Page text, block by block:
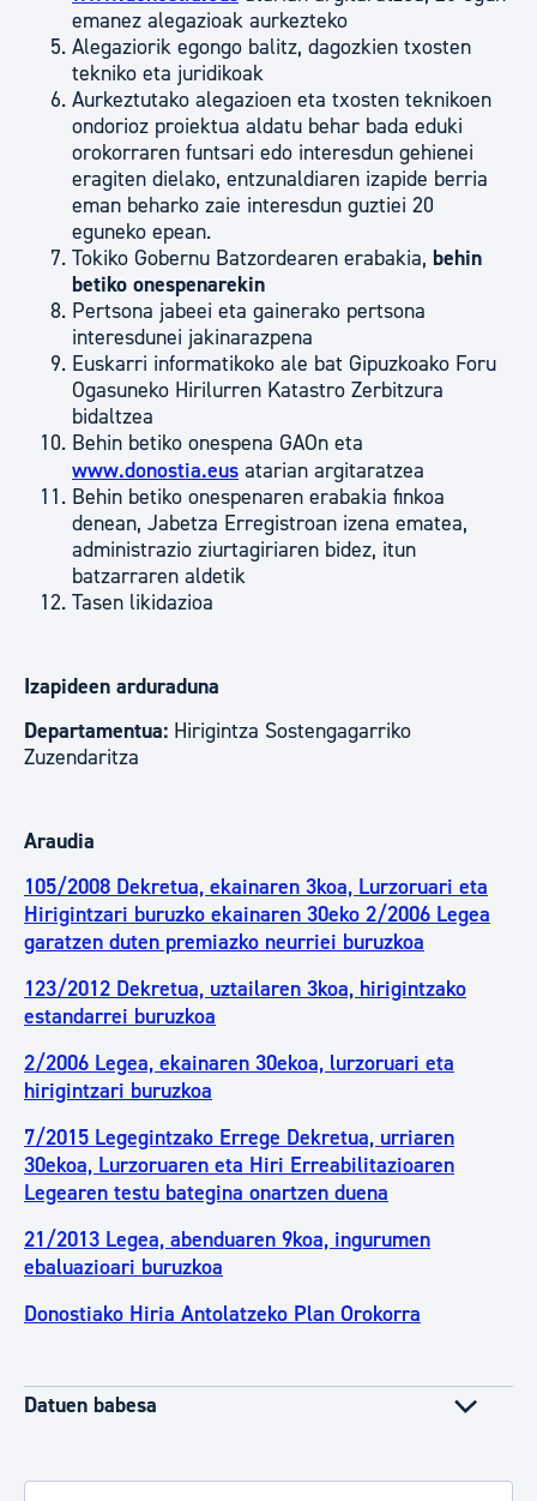
emanez alegazioak aurkezteko
Alegaziorik egongo balitz, dagozkien txosten
tekniko eta juridikoak
Aurkeztutako alegazioen eta txosten teknikoen
ondorioz proiektua aldatu behar bada eduki
orokorraren funtsari edo interesdun gehienei
eragiten dielako, entzunaldiaren izapide berria
eman beharko zaie interesdun guztiei 20
eguneko epean.
Tokiko Gobernu Batzordearen erabakia, behin
betiko onespenarekin
Pertsona jabeei eta gainerako pertsona
interesdunei jakinarazpena
Euskarri informatikoko ale bat Gipuzkoako Foru
Ogasuneko Hirilurren Katastro Zerbitzura
bidaltzea
Behin betiko onespena GAOn eta
www.donostia.eus atarian argitaratzea
Behin betiko onespenaren erabakia finkoa
denean, Jabetza Erregistroan izena ematea,
administrazio ziurtagiriaren bidez, itun
batzarraren aldetik
Tasen likidazioa
Izapideen arduraduna
Departamentua: Hirigintza Sostengagarriko
Zuzendaritza
Araudia
105/2008 Dekretua, ekainaren 3koa, Lurzoruari eta
Hirigintzari buruzko ekainaren 30eko 2/2006 Legea
garatzen duten premiazko neurriei buruzkoa
123/2012 Dekretua, uztailaren 3koa, hirigintzako
estandarrei buruzkoa
2/2006 Legea, ekainaren 30ekoa, lurzoruari eta
hirigintzari buruzkoa
7/2015 Legegintzako Errege Dekretua, urriaren
30ekoa, Lurzoruaren eta Hiri Erreabilitazioaren
Legearen testu bategina onartzen duena
21/2013 Legea, abenduaren 9koa, ingurumen
ebaluazioari buruzkoa
Donostiako Hiria Antolatzeko Plan Orokorra
Datuen babesa